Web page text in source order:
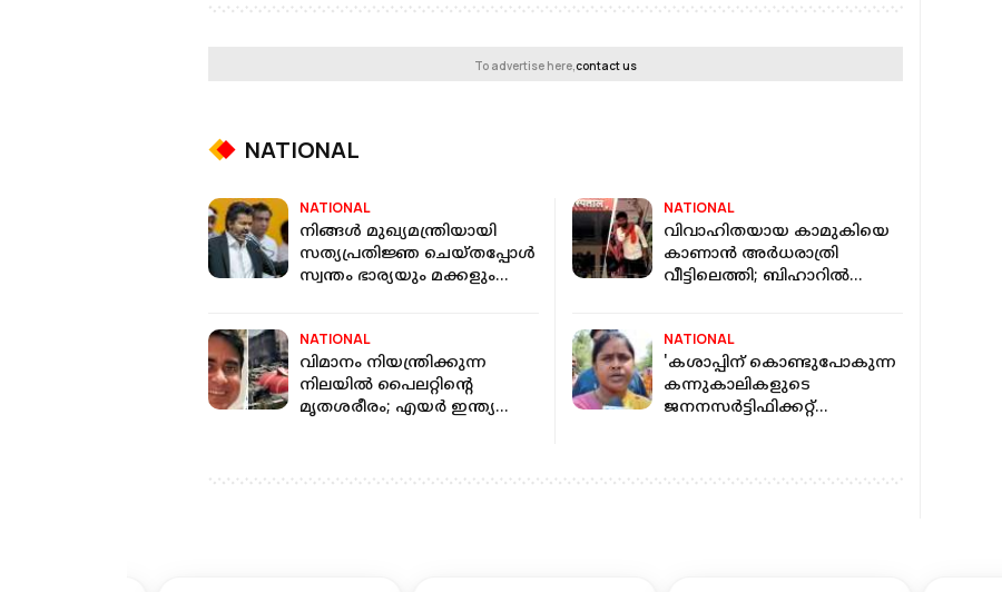
To advertise here,contact us
NATIONAL
NATIONAL
നിങ്ങൾ മുഖ്യമന്ത്രിയായി
സത്യപ്രതിജ്ഞ ചെയ്തപ്പോൾ
സ്വന്തം ഭാര്യയും മക്കളും
NATIONAL
വിവാഹിതയായ കാമുകിയെ
കാണാന്‍ അർധരാത്രി
വീട്ടിലെത്തി; ബിഹാറിൽ
NATIONAL
വിമാനം നിയന്ത്രിക്കുന്ന
നിലയിൽ പൈലറ്റിന്‍റെ
മൃതശരീരം; എയർ ഇന്ത്യ
കണ്ടത്
NATIONAL
'കശാപ്പിന് കൊണ്ടുപോകുന്ന
കന്നുകാലികളുടെ
ജനനസര്‍ട്ടിഫിക്കറ്റ്